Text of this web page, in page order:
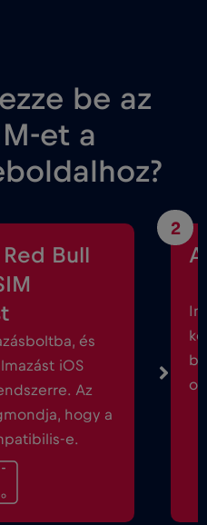
be az
et a
Bull
és
iOS
Az
hogy a
e.
2